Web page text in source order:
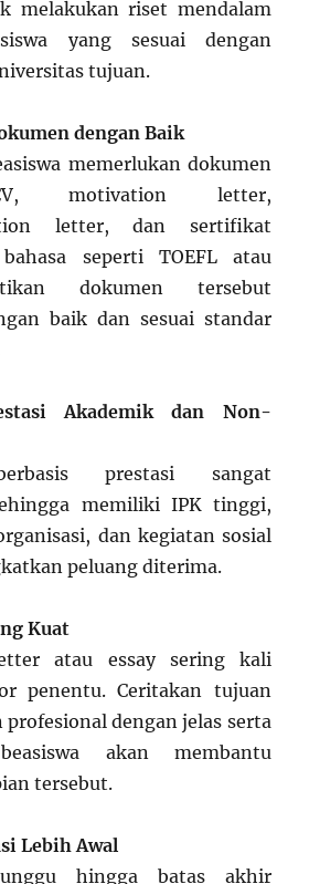
melakukan riset mendalam
yang sesuai dengan
tujuan.
dengan Baik
memerlukan dokumen
motivation letter,
letter, dan sertifikat
seperti TOEFL atau
dokumen tersebut
baik dan sesuai standar
Akademik dan Non-
prestasi sangat
memiliki IPK tinggi,
dan kegiatan sosial
peluang diterima.
Kuat
atau essay sering kali
penentu. Ceritakan tujuan
profesional dengan jelas serta
akan membantu
tersebut.
Lebih Awal
hingga batas akhir